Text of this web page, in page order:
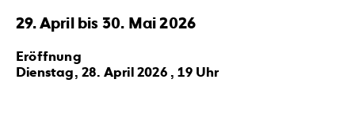
29. April bis 30. Mai 2026
Eröffnung
Dienstag, 28. April 2026 , 19 Uhr